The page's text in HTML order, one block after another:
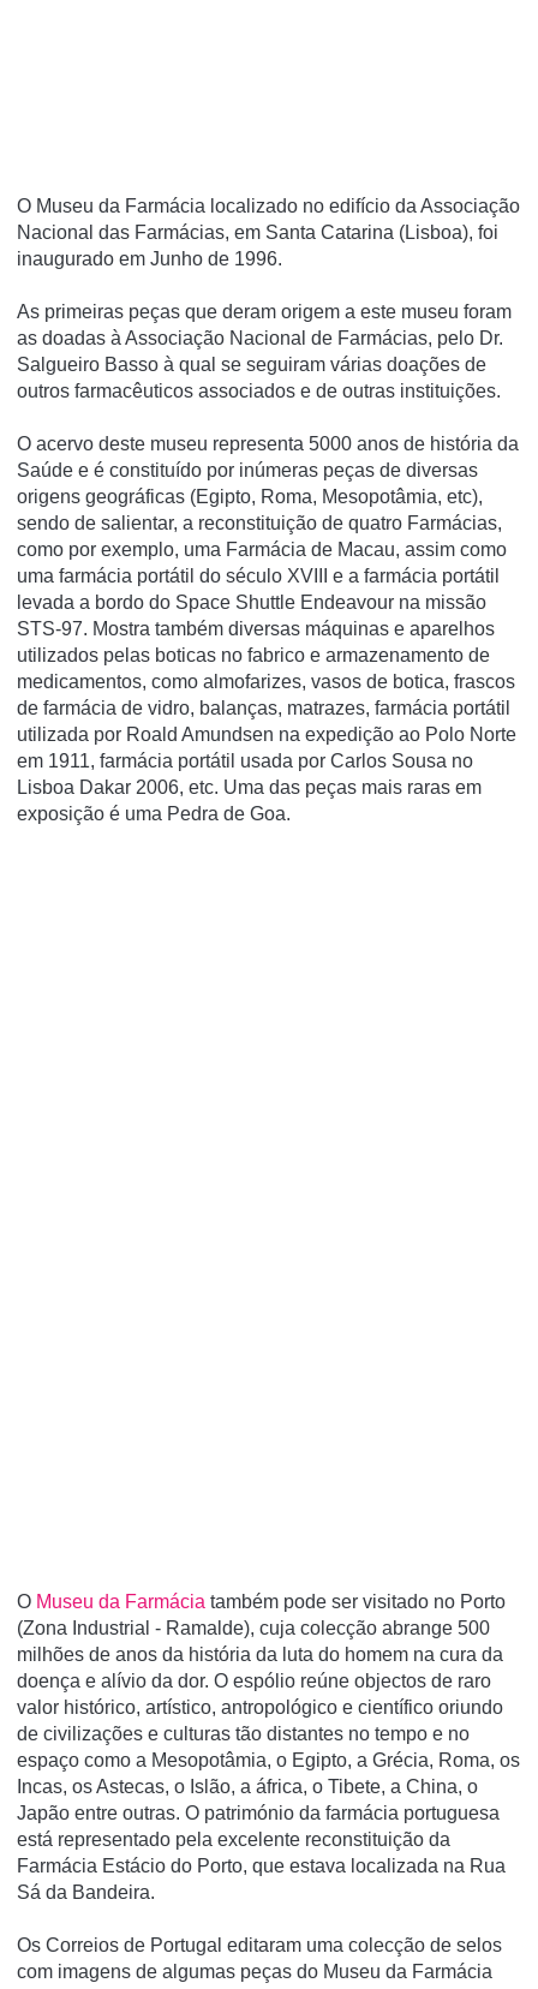
O Museu da Farmácia localizado no edifí­cio da Associação
Nacional das Farmácias, em Santa Catarina (Lisboa), foi
inaugurado em Junho de 1996.
As primeiras peças que deram origem a este museu foram
as doadas à Associação Nacional de Farmácias, pelo Dr.
Salgueiro Basso à qual se seguiram várias doações de
outros farmacêuticos associados e de outras instituições.
O acervo deste museu representa 5000 anos de história da
Saúde e é constituí­do por inúmeras peças de diversas
origens geográficas (Egipto, Roma, Mesopotâmia, etc),
sendo de salientar, a reconstituição de quatro Farmácias,
como por exemplo, uma Farmácia de Macau, assim como
uma farmácia portátil do século XVIII e a farmácia portátil
levada a bordo do Space Shuttle Endeavour na missão
STS-97. Mostra também diversas máquinas e aparelhos
utilizados pelas boticas no fabrico e armazenamento de
medicamentos, como almofarizes, vasos de botica, frascos
de farmácia de vidro, balanças, matrazes, farmácia portátil
utilizada por Roald Amundsen na expedição ao Polo Norte
em 1911, farmácia portátil usada por Carlos Sousa no
Lisboa Dakar 2006, etc. Uma das peças mais raras em
exposição é uma Pedra de Goa.
O Museu da Farmácia também pode ser visitado no Porto
(Zona Industrial - Ramalde), cuja colecção abrange 500
milhões de anos da história da luta do homem na cura da
doença e alí­vio da dor. O espólio reúne objectos de raro
valor histórico, artí­stico, antropológico e cientí­fico oriundo
de civilizações e culturas tão distantes no tempo e no
espaço como a Mesopotâmia, o Egipto, a Grécia, Roma, os
Incas, os Astecas, o Islão, a áfrica, o Tibete, a China, o
Japão entre outras. O património da farmácia portuguesa
está representado pela excelente reconstituição da
Farmácia Estácio do Porto, que estava localizada na Rua
Sá da Bandeira.
Os Correios de Portugal editaram uma colecção de selos
com imagens de algumas peças do Museu da Farmácia